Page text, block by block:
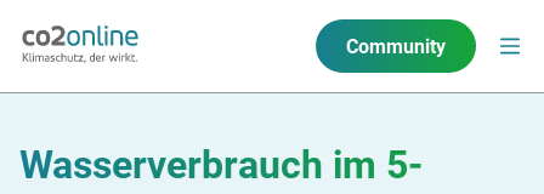
Community
Wasserverbrauch im 5-